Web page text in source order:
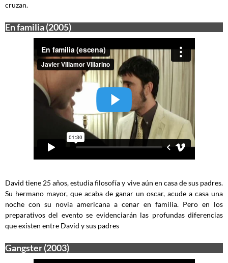
cruzan.
En familia (2005)
David tiene 25 años, estudia filosofía y vive aún en casa de sus padres.
Su hermano mayor, que acaba de ganar un oscar, acude a casa una
noche con su novia americana a cenar en familia. Pero en los
preparativos del evento se evidenciarán las profundas diferencias
que existen entre David y sus padres
Gangster (2003)